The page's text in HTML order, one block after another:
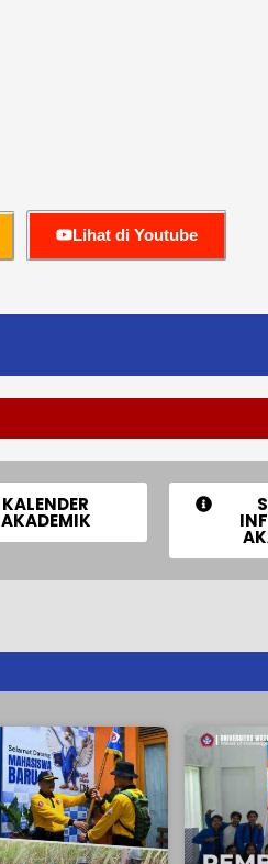
Lihat di Youtube
KALENDER
AKADEMIK